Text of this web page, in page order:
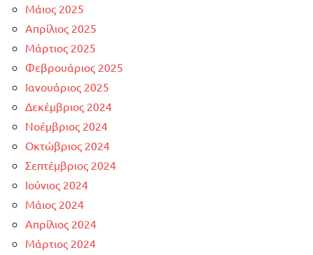
Μάιος 2025
Απρίλιος 2025
Μάρτιος 2025
Φεβρουάριος 2025
Ιανουάριος 2025
Δεκέμβριος 2024
Νοέμβριος 2024
Οκτώβριος 2024
Σεπτέμβριος 2024
Ιούνιος 2024
Μάιος 2024
Απρίλιος 2024
Μάρτιος 2024